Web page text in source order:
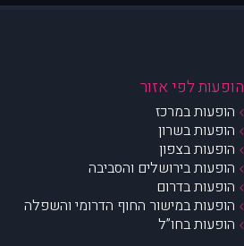
הופעות לפי אזור
הופעות במרכז
הופעות בשרון
הופעות בצפון
הופעות בירושלים והסביבה
הופעות בדרום
הופעות במישור החוף הדרומי והשפלה
הופעות בחו”ל